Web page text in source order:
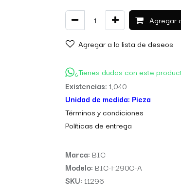
Agregar
Agregar a la lista de deseos
¿Tienes dudas con este
Existencias: 1,040
Unidad de medida: Pieza
Términos y condiciones
Políticas de entrega
Marca: BIC
Modelo: BIC-F290C-A
SKU: 11296